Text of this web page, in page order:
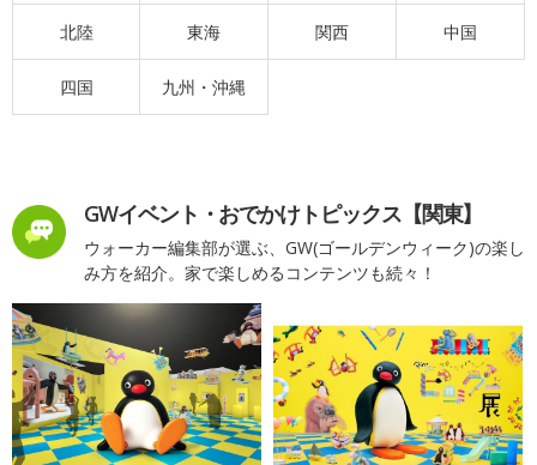
北陸 東海 関西 中国
四国 九州・沖縄
GWイベント・おでかけトピックス【関東】
ウォーカー編集部が選ぶ、GW(ゴールデンウィーク)の楽し
み方を紹介。家で楽しめるコンテンツも続々！